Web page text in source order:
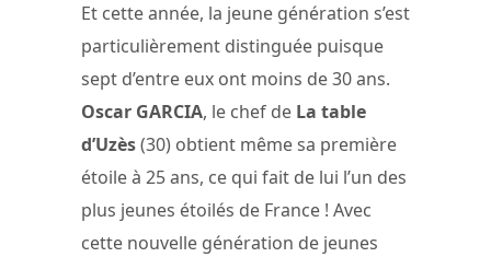
Et cette année, la jeune génération s’est
particulièrement distinguée puisque
sept d’entre eux ont moins de 30 ans.
Oscar GARCIA, le chef de La table
d’Uzès(30) obtient même sa première
étoile à 25 ans, ce qui fait de lui l’un des
plus jeunes étoilés de France ! Avec
cette nouvelle génération de jeunes